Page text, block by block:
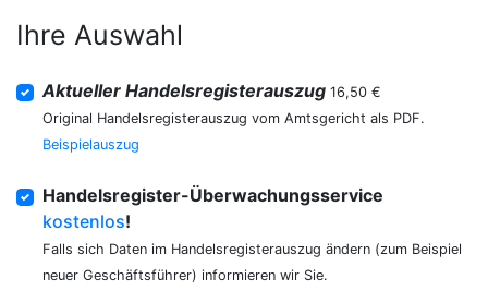
Ihre Auswahl
Aktueller Handelsregisterauszug 16,50 €
Original Handelsregisterauszug vom Amtsgericht als PDF.
Beispielauszug
Handelsregister-Überwachungsservice
kostenlos!
Falls sich Daten im Handelsregisterauszug ändern (zum Beispiel
neuer Geschäftsführer) informieren wir Sie.